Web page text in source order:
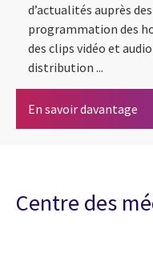
d’actualités auprès
programmation des
des clips vidéo et
distribution ...
En savoir davantage
Centre des